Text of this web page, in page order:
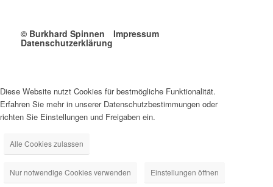
© Burkhard Spinnen Impressum
Datenschutzerklärung
Diese Website nutzt Cookies für bestmögliche Funktionalität.
Erfahren Sie mehr in unserer Datenschutzbestimmungen oder
richten Sie Einstellungen und Freigaben ein.
Alle Cookies zulassen
Nur notwendige Cookies verwenden Einstellungen öffnen